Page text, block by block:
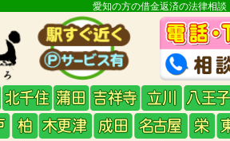
愛知の方の借金返済の法律相談